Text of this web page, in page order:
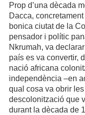
Prop d’una dècada
Dacca,
bonica ciutat de la
pensador i polític
Nkrumah, va
país es va convertir,
nació africana
independència –en
qual cosa va obrir
descolonització que
durant la dècada de